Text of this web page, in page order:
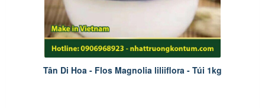
Tân Di Hoa - Flos Magnolia liliiflora - Túi 1kg